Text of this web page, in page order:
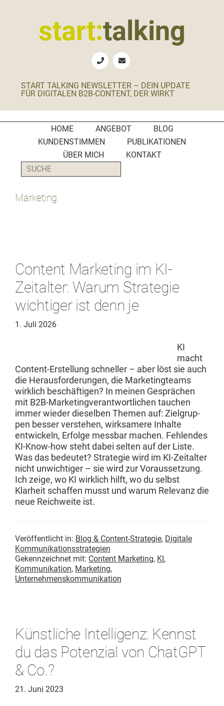
start:talking
B2B-
Social
Media
Manager
PR-
Agenturen
START TALKING NEWSLETTER – DEIN UPDATE
FÜR DIGITALEN B2B-CONTENT, DER WIRKT
HOME ANGEBOT
BLOG
KUNDENSTIMMEN
PUBLIKATIONEN
ÜBER MICH
KONTAKT
SUCHE
Marketing
Content Marketing im KI-
Zeitalter: Warum Strategie
wichtiger ist denn je
1. Juli 2026
KI
macht
Con­tent-Erstel­lung schneller – aber löst sie auch
die Her­aus­forderun­gen, die Mar­ket­ingteams
wirk­lich beschäfti­gen? In meinen Gesprächen
mit B2B-Mar­ket­ingver­ant­wortlichen tauchen
immer wieder diesel­ben The­men auf: Ziel­grup­
pen bess­er ver­ste­hen, wirk­samere Inhalte
entwick­eln, Erfolge mess­bar machen. Fehlen­des
KI-Know-how ste­ht dabei sel­ten auf der Liste.
Was das bedeutet? Strate­gie wird im KI-Zeital­ter
nicht unwichtiger – sie wird zur Voraus­set­zung.
Ich zeige, wo KI wirk­lich hil­ft, wo du selb­st
Klarheit schaf­fen musst und warum Rel­e­vanz die
neue Reich­weite ist.
Veröffentlicht in: Blog & Content-Strategie, Digitale
Kommunikationsstrategien
Gekennzeichnet mit: Content Marketing, KI,
Kommunikation, Marketing,
Unternehmenskommunikation
Künstliche Intelligenz: Kennst
du das Potenzial von ChatGPT
& Co.?
21. Juni 2023